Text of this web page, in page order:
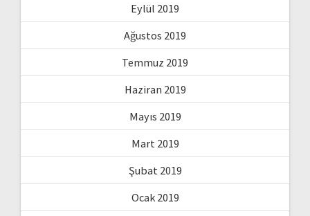
Eylül 2019
Ağustos 2019
Temmuz 2019
Haziran 2019
Mayıs 2019
Mart 2019
Şubat 2019
Ocak 2019